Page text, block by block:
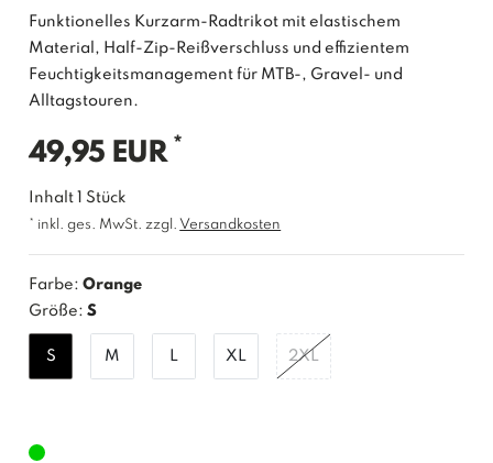
Funktionelles Kurzarm-Radtrikot mit elastischem
Material, Half-Zip-Reißverschluss und effizientem
Feuchtigkeitsmanagement für MTB-, Gravel- und
Alltagstouren.
49,95 EUR *
Inhalt1Stück
* inkl. ges. MwSt. zzgl. Versandkosten
Farbe:Orange
Größe: S
S M L XL 2XL